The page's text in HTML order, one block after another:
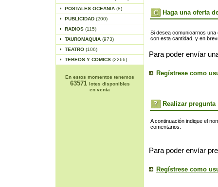
POSTALES OCEANIA (8)
PUBLICIDAD (200)
RADIOS (115)
TAUROMAQUIA (973)
TEATRO (106)
TEBEOS Y COMICS (2266)
En estos momentos tenemos
63571 lotes disponibles
en venta
Haga una oferta
Si desea comunicarnos
con esta cantidad, y en
Para poder envíar
Regístrese como
Realizar pregunta
A continuación indique el
comentarios.
Para poder envíar
Regístrese como